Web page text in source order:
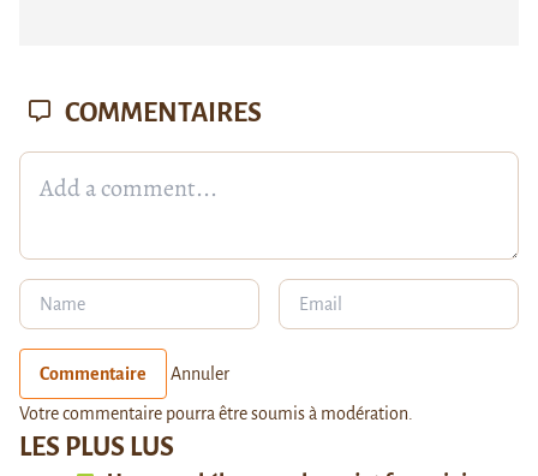
LES PLUS LUS
COMMENTAIRES
Commentaire Annuler
Votre commentaire pourra être soumis à modération.